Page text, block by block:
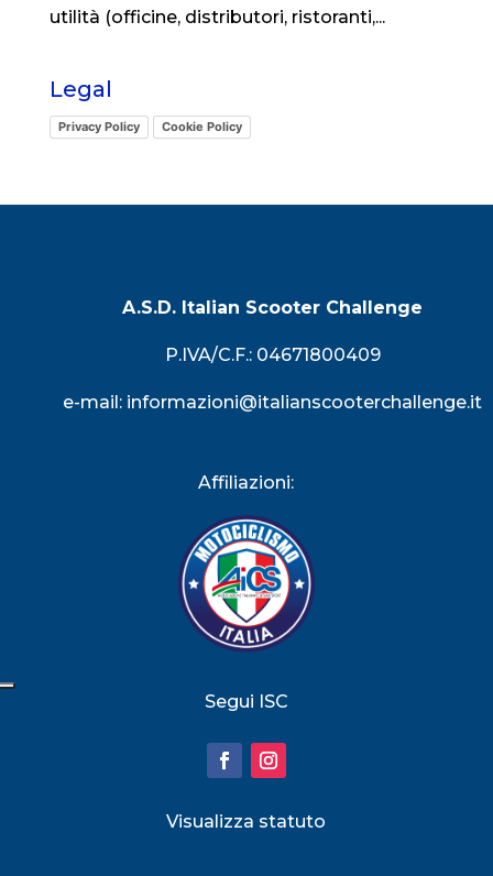
utilità (officine, distributori, ristoranti,...
Legal
Privacy Policy Cookie Policy
A.S.D. Italian Scooter Challenge
P.IVA/C.F.: 04671800409
e-mail: informazioni@italianscooterchallenge.it
Affiliazioni:
Segui ISC
Visualizza statuto